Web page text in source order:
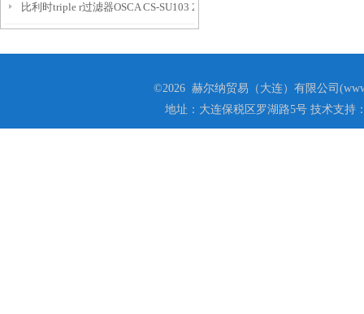
比利时triple r过滤器OSCA CS-SU103 2R介绍
©2026 赫尔纳贸易（大连）有限公司
地址：大连保税区罗湖路5号 技术支持